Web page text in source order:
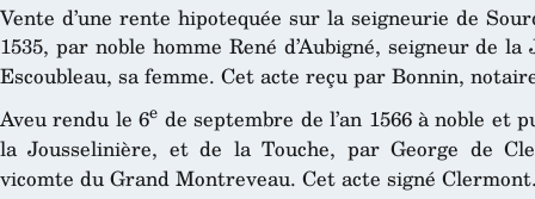
Vente d’une rente hipotequée sur la seigneurie de
1535, par noble homme René d’Aubigné, seigneur de
Escoubleau, sa femme. Cet acte reçu par Bonnin,
Aveu rendu le 6e de septembre de l’an 1566 à noble et
la Jousselinière, et de la Touche, par George de
vicomte du Grand Montreveau. Cet acte signé